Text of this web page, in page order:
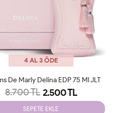
4 AL 3 ÖDE
De Marly Delina EDP 75 Ml JLT
8.700 TL 2.500 TL
SEPETE EKLE